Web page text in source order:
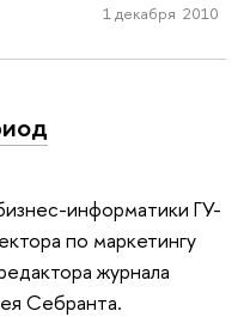
1 декабря 2010
информатики ГУ-
по маркетингу
журнала
Себранта.